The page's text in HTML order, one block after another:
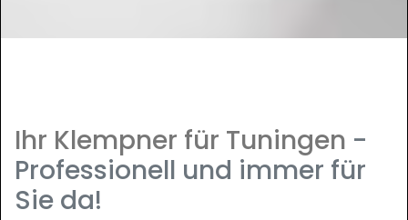
Ihr Klempner für Tuningen -
Professionell und immer für
Sie da!